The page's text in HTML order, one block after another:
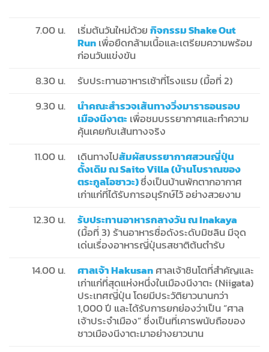
7.00 น. เริ่มต้นวันใหม่ด้วย กิจกรรม Shake Out
Run เพื่อยืดกล้ามเนื้อและเตรียมความพร้อม
ก่อนวันแข่งขัน
8.30 น.
รับประทานอาหารเช้าที่โรงแรม (มื้อที่ 2)
9.30 น.
นำคณะสำรวจเส้นทางวิ่งมาราธอนรอบ
เมืองนีงาตะ เพื่อชมบรรยากาศและทำความ
คุ้นเคยกับเส้นทางจริง
11.00 น.
เดินทางไปสัมผัสบรรยากาศสวนญี่ปุ่น
ดั้งเดิม ณ Saito Villa (บ้านโบราณของ
ตระกูลโอซาวะ)ซึ่งเป็นบ้านพักตากอากาศ
เก่าแก่ที่ได้รับการอนุรักษ์ไว้ อย่างสวยงาม
12.30 น.
รับประทานอาหารกลางวัน ณ Inakaya
(มื้อที่ 3) ร้านอาหารชื่อดังระดับมิชลิน มีจุด
เด่นเรื่องอาหารญี่ปุ่นรสชาติต้นตำรับ
14.00 น.
ศาลเจ้า Hakusan ศาลเจ้าชินโตที่สำคัญและ
เก่าแก่ที่สุดแห่งหนึ่งในเมืองนีงาตะ (Niigata)
ประเทศญี่ปุ่น โดยมีประวัติยาวนานกว่า
1,000 ปี และได้รับการยกย่องว่าเป็น “ศาล
เจ้าประจำเมือง” ซึ่งเป็นที่เคารพนับถือของ
ชาวเมืองนีงาตะมาอย่างยาวนาน